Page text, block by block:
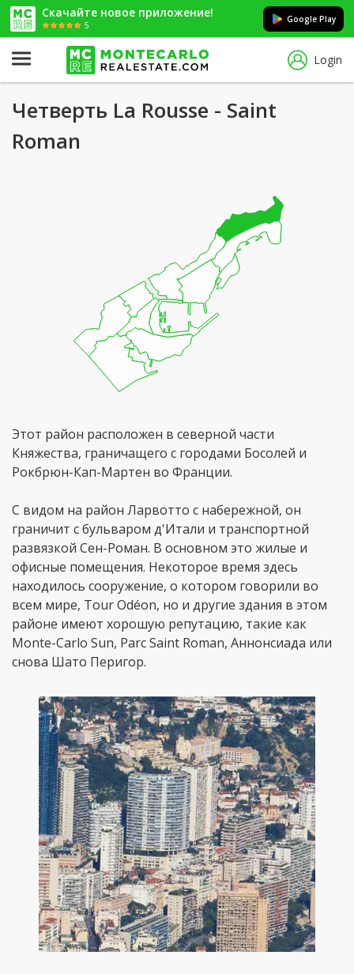
Скачайте новое приложение!
5
Google Play
Login
Четверть La Rousse - Saint
Roman
Этот район расположен в северной части
Княжества, граничащего с городами Босолей и
Рокбрюн-Кап-Мартен во Франции.
С видом на район Ларвотто с набережной, он
граничит с бульваром д'Итали и транспортной
развязкой Сен-Роман. В основном это жилые и
офисные помещения. Некоторое время здесь
находилось сооружение, о котором говорили во
всем мире, Tour Odéon, но и другие здания в этом
районе имеют хорошую репутацию, такие как
Monte-Carlo Sun, Parc Saint Roman, Аннонсиада или
снова Шато Перигор.